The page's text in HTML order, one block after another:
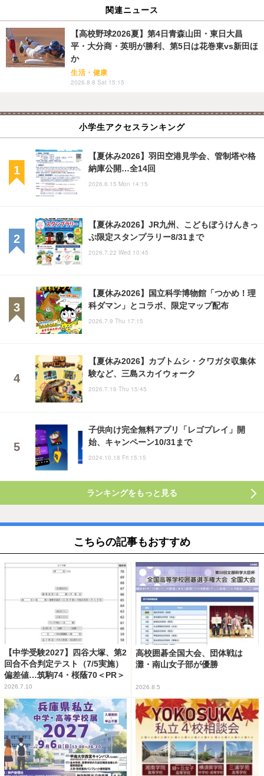
関連ニュース
【高校野球2026夏】第4日青森山田・東日大昌
平・大分商・英明が勝利、第5日は花巻東vs新田ほ
か
生活・健康
2026.8.8 Sat 15:15
小学生アクセスランキング
【夏休み2026】羽田空港見学会、管制塔や格
納庫公開…全14回
2026.6.15 Mon 14:15
【夏休み2026】JR九州、こどもぼうけんきっ
ぷ限定スタンプラリー8/31まで
2026.7.22 Wed 10:45
【夏休み2026】国立科学博物館「つかめ！理
科ダマン」とコラボ、限定マップ配布
2026.7.9 Thu 17:15
【夏休み2026】カブトムシ・クワガタ収集体
験など、三島スカイウォーク
2026.7.16 Thu 15:45
子供向け完全無料アプリ「レゴプレイ」開
始、キャンペーン10/31まで
2024.10.18 Fri 15:15
ランキングをもっと見る
こちらの記事もおすすめ
【中学受験2027】四谷大塚、第2
回合不合判定テスト（7/5実施）
偏差値…筑駒74・桜蔭70＜PR＞
2026.7.10
高校囲碁全国大会、団体戦は
灘・南山女子部が優勝
2026.8.5